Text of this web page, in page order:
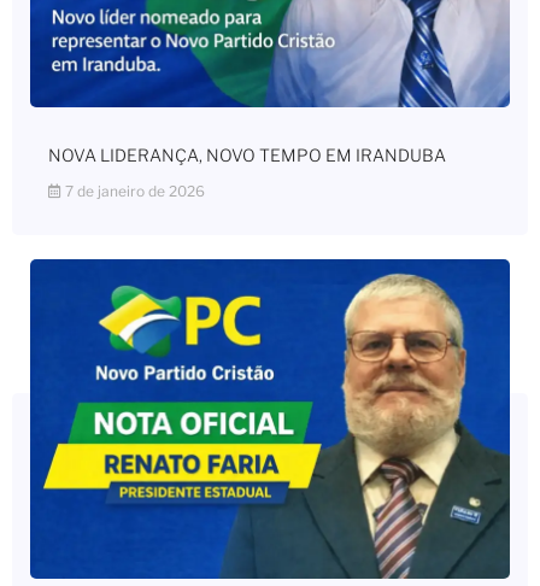
NOVA LIDERANÇA, NOVO TEMPO EM IRANDUBA
7 de janeiro de 2026